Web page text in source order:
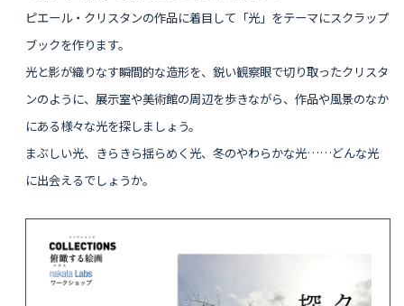
ピエール・クリスタンの作品に着目して「光」をテーマにスクラップ
ブックを作ります。
光と影が織りなす瞬間的な造形を、鋭い観察眼で切り取ったクリスタ
ンのように、展示室や美術館の周辺を歩きながら、作品や風景のなか
にある様々な光を探しましょう。
まぶしい光、きらきら揺らめく光、冬のやわらかな光……どんな光
に出会えるでしょうか。